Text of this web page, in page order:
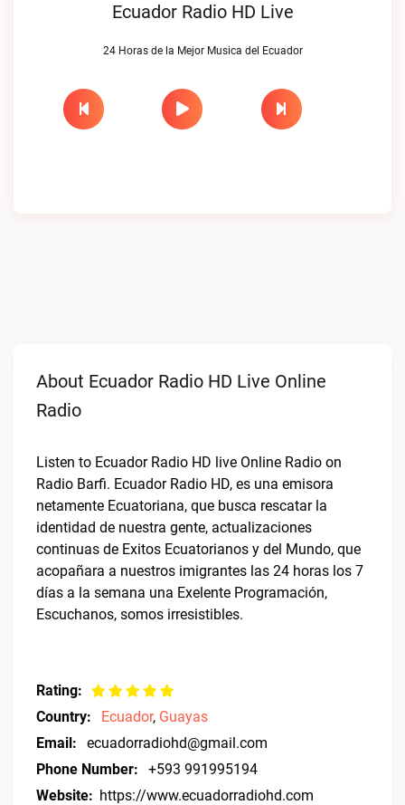
Ecuador Radio HD Live
24 Horas de la Mejor Musica del Ecuador
About Ecuador Radio HD Live Online
Radio
Listen to Ecuador Radio HD live Online Radio on
Radio Barfi. Ecuador Radio HD, es una emisora
netamente Ecuatoriana, que busca rescatar la
identidad de nuestra gente, actualizaciones
continuas de Exitos Ecuatorianos y del Mundo, que
acopañara a nuestros imigrantes las 24 horas los 7
días a la semana una Exelente Programación,
Escuchanos, somos irresistibles.
Rating:
Country:
Ecuador, Guayas
Email:
ecuadorradiohd@gmail.com
Phone Number:
+593 991995194
Website: https://www.ecuadorradiohd.com